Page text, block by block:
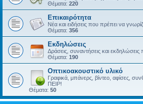
Θέματα: 220
Επικαιρότητα
Νέα και ειδήσεις που πρέπει να
Θέματα: 356
Εκδηλώσεις
Δράσεις, συναντήσεις και εκδηλώσεις
Θέματα: 190
Οπτικοακουστικό υλικό
Γραφικά, μπάνερς, βίντεο, αφίσες,
ΠΕΙΡ!
Θέματα: 50